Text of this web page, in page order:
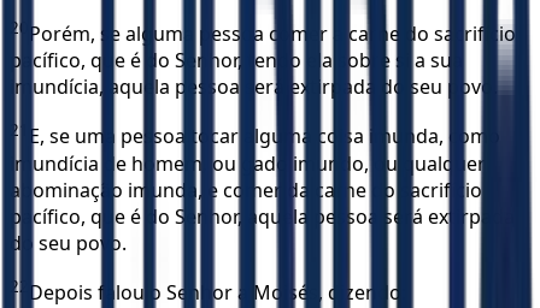
20 Porém, se alguma pessoa comer a carne do sacrifício
pacífico, que é do Senhor, tendo ela sobre si a sua
imundícia, aquela pessoa será extirpada do seu povo.
21
E, se uma pessoa tocar alguma coisa imunda, como
imundícia de homem, ou gado imundo, ou qualquer
abominação imunda, e comer da carne do sacrifício
pacífico, que é do Senhor, aquela pessoa será extirpada
do seu povo.
22 Depois falou o Senhor a Moisés, dizendo: